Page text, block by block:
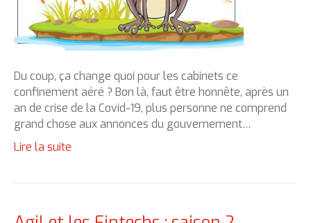
Du coup, ça change quoi pour les cabinets ce
confinement aéré ? Bon là, faut être honnête, après un
an de crise de la Covid-19, plus personne ne comprend
grand chose aux annonces du gouvernement…
Lire la suite